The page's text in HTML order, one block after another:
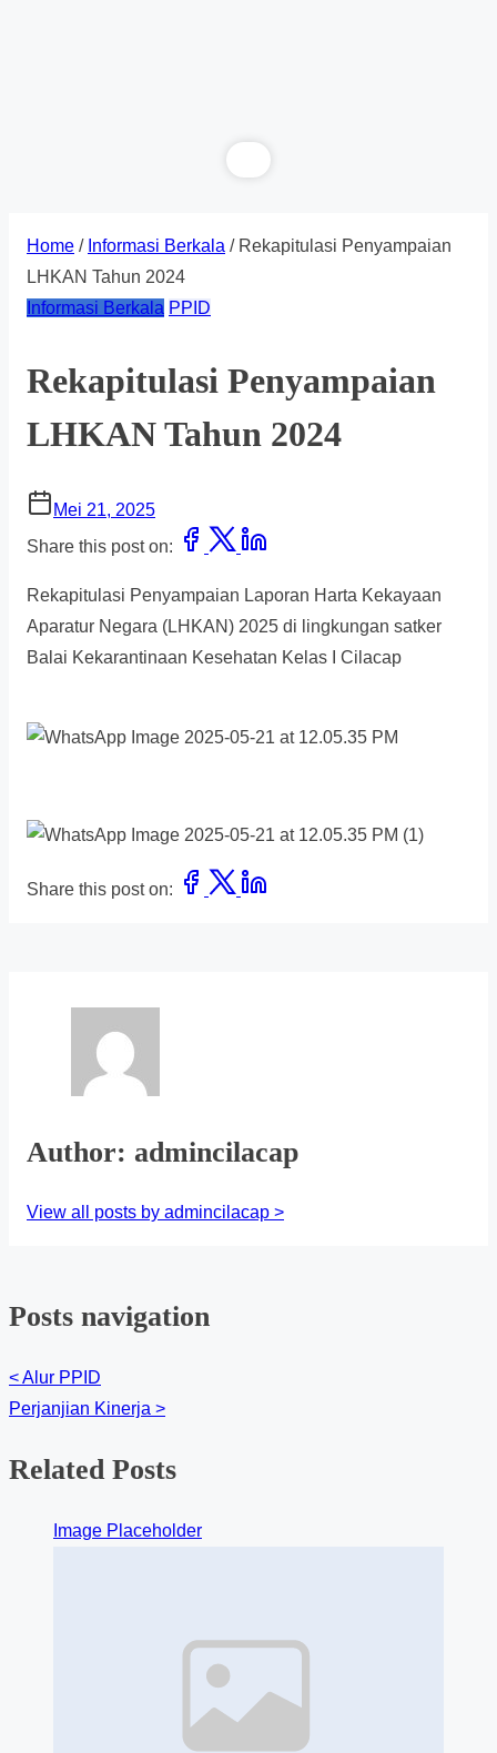
Home / Informasi Berkala / Rekapitulasi Penyampaian
LHKAN Tahun 2024
Informasi Berkala PPID
Rekapitulasi Penyampaian
LHKAN Tahun 2024
Mei 21, 2025
Share this post on:
Rekapitulasi Penyampaian Laporan Harta Kekayaan
Aparatur Negara (LHKAN) 2025 di lingkungan satker
Balai Kekarantinaan Kesehatan Kelas I Cilacap
Share this post on:
Author: admincilacap
View all posts by admincilacap >
Posts navigation
<Alur PPID
Perjanjian Kinerja >
Related Posts
Image Placeholder